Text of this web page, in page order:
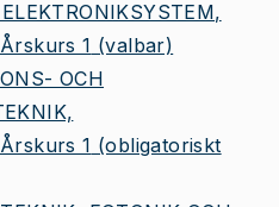
1 (valbar)
OCH
1 (obligatoriskt